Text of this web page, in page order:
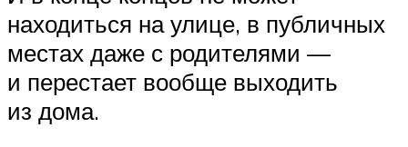
находиться на улице, в публичных
местах даже с родителями —
и перестает вообще выходить
из дома.